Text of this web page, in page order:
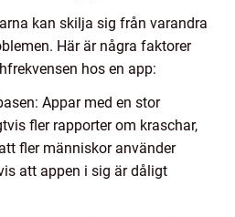
kan skilja sig från varandra
Här är några faktorer
hos en app:
Appar med en stor
fler rapporter om kraschar,
fler människor använder
att appen i sig är dåligt